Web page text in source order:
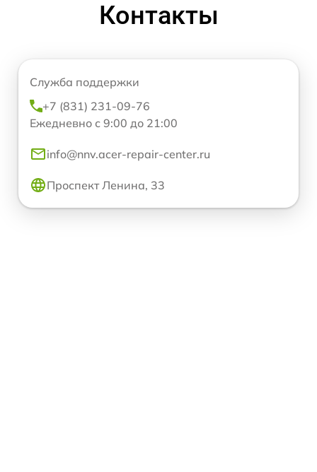
Контакты
Служба поддержки
+7 (831) 231-09-76
Ежедневно с 9:00 до 21:00
info@nnv.acer-repair-center.ru
Проспект Ленина, 33